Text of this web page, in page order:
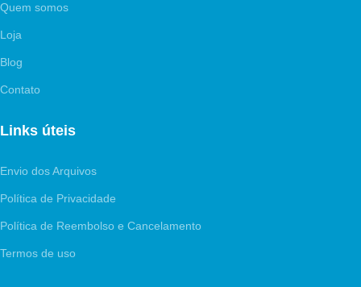
Quem somos
Loja
Blog
Contato
Links úteis
Envio dos Arquivos
Política de Privacidade
Política de Reembolso e Cancelamento
Termos de uso